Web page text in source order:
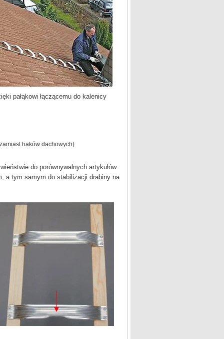
łączącemu do kalenicy
haków dachowych)
do porównywalnych artykułów
a tym samym do stabilizacji drabiny na